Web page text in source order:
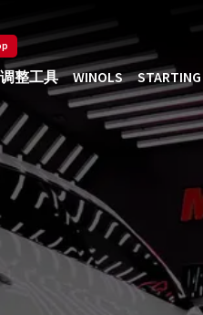
整工具 WINOLS